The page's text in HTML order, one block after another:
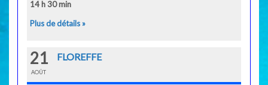
14 h 30 min
Plus de détails »
21
AOÛT
FLOREFFE